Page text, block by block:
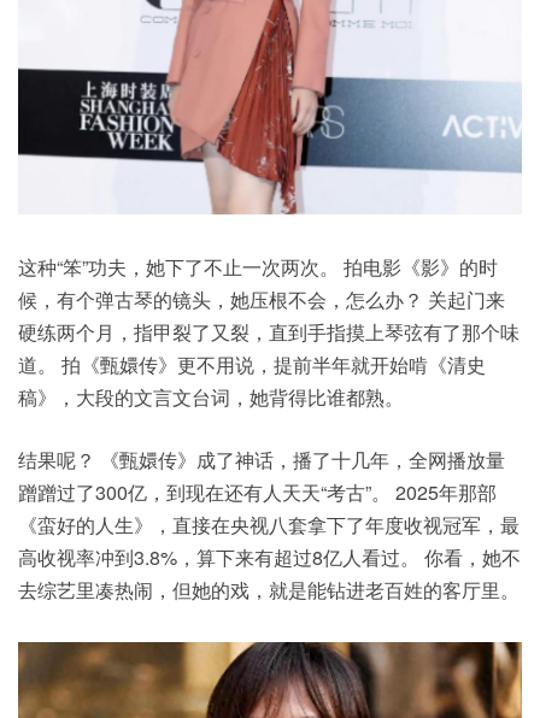
这种“笨”功夫，她下了不止一次两次。 拍电影《影》的时
候，有个弹古琴的镜头，她压根不会，怎么办？ 关起门来
硬练两个月，指甲裂了又裂，直到手指摸上琴弦有了那个味
道。 拍《甄嬛传》更不用说，提前半年就开始啃《清史
稿》，大段的文言文台词，她背得比谁都熟。
结果呢？ 《甄嬛传》成了神话，播了十几年，全网播放量
蹭蹭过了300亿，到现在还有人天天“考古”。 2025年那部
《蛮好的人生》，直接在央视八套拿下了年度收视冠军，最
高收视率冲到3.8%，算下来有超过8亿人看过。 你看，她不
去综艺里凑热闹，但她的戏，就是能钻进老百姓的客厅里。